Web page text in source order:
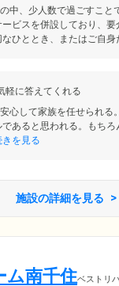
中、少人数で過ごすこ
ビスを併設しており、
ひととき、またはご自身
軽に答えてくれる
心して家族を任せられ
あると思われる。もち
きを見る
施設の詳細を見る
ム南千住ベストリ